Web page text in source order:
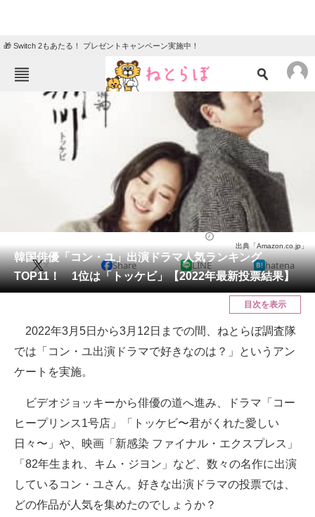
🎁 Switch 2もあたる！ プレゼントキャンペーン実施中！
ねとらぼメニュー
ニュース
クイズ
地域
教育・育児
リサーチ
会員記事
メディア
ITの今と未来を見通す
スマホと通信の最新トレンド
進化するPCとデバイスの未来
好きが集まる 比べて選べる
ビジネスと働き方のヒント
韓国俳優「コン・ユ」出演ドラマ人気ランキング
TOP11！ 1位は「トッケビ」【2022年最新投票結果】
出典「Amazon.co.jp」
X Share LINE hatena
目次を表示
2022年3月5日から3月12日までの間、ねとらぼ調査隊
では「コン・ユ出演ドラマで好きなのは？」というアン
ケートを実施。
ビデオジョッキーから俳優の道へ進み、ドラマ「コー
ヒープリンス1号店」「トッケビ〜君がくれた愛しい
日々〜」や、映画「新感染 ファイナル・エクスプレス」
「82年生まれ、キム・ジヨン」など、数々の名作に出演
しているコン・ユさん。好きな出演ドラマの投票では、
どの作品が人気を集めたのでしょうか？